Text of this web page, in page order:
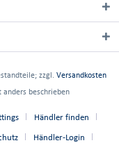
zzgl. Versandkosten
anders beschrieben
Händler finden
Händler-Login